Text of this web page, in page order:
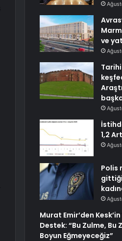
ve
1,2
Polis
Murat Emir’den
Destek: “Bu Zulme, Bu
Boyun Eğmeyeceğiz”